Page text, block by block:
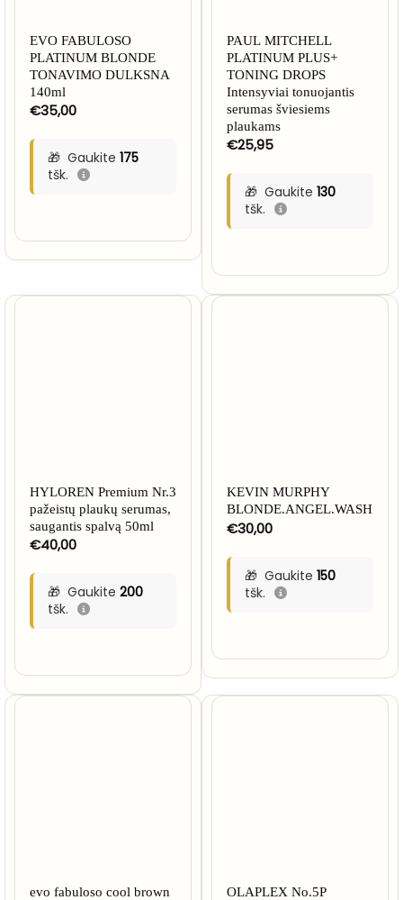
EVO FABULOSO
PLATINUM BLONDE
TONAVIMO DULKSNA
140ml
€35,00
Gaukite 175
tšk.
PAUL MITCHELL
PLATINUM PLUS+
TONING DROPS
Intensyviai tonuojantis
serumas šviesiems
plaukams
€25,95
Gaukite 130
tšk.
HYLOREN Premium Nr.3
pažeistų plaukų serumas,
saugantis spalvą 50ml
€40,00
Gaukite 200
tšk.
KEVIN MURPHY
BLONDE.ANGEL.WASH
€30,00
Gaukite 150
tšk.
evo fabuloso cool brown
OLAPLEX No.5P